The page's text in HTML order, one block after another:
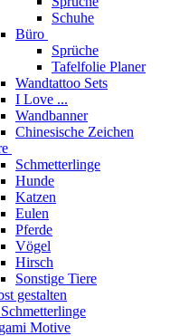
Schuhe
Büro
Sprüche
Tafelfolie Planer
Wandtattoo Sets
I Love ...
Wandbanner
Chinesische Zeichen
Schmetterlinge
Hunde
Katzen
Eulen
Pferde
Vögel
Hirsch
Sonstige Tiere
gestalten
Motive